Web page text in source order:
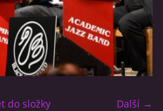
Další →
do složky